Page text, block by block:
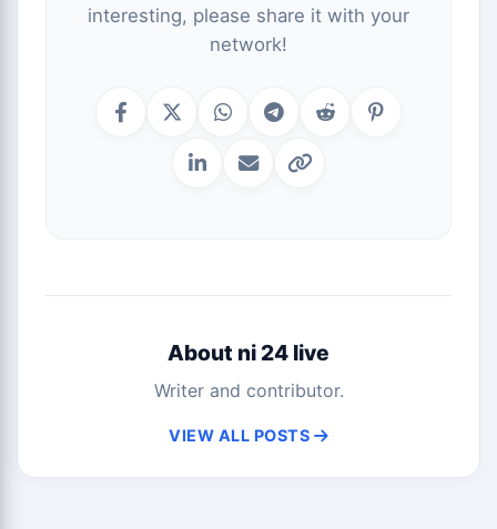
interesting, please share it with your
network!
About ni 24 live
Writer and contributor.
VIEW ALL POSTS